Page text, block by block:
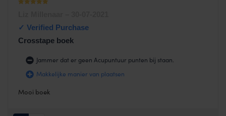
Crosstape boek
Jammer dat er geen Acupuntuur punten bij staan.
Makkelijke manier van plaatsen
Mooi boek